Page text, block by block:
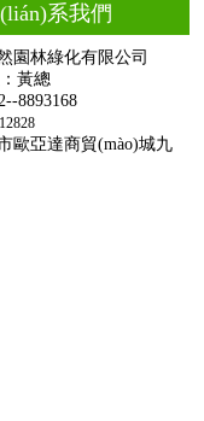
系我們
園林綠化有限公司
黃總
8893168
歐亞達商貿(mào)城九